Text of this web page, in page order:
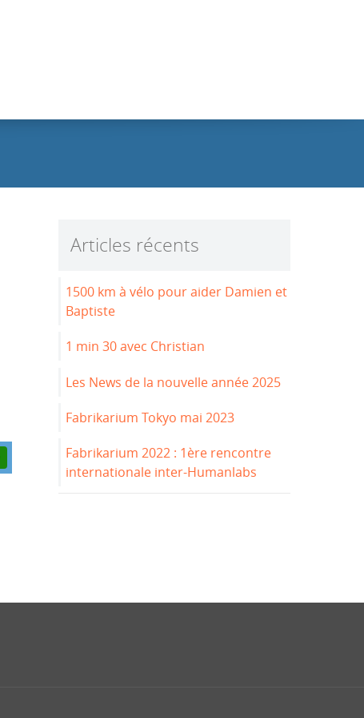
Articles récents
1500 km à vélo pour aider Damien et
Baptiste
1 min 30 avec Christian
Les News de la nouvelle année 2025
Fabrikarium Tokyo mai 2023
Fabrikarium 2022 : 1ère rencontre
internationale inter-Humanlabs